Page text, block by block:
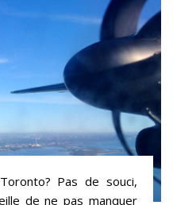
Pas de souci,
de ne pas manquer